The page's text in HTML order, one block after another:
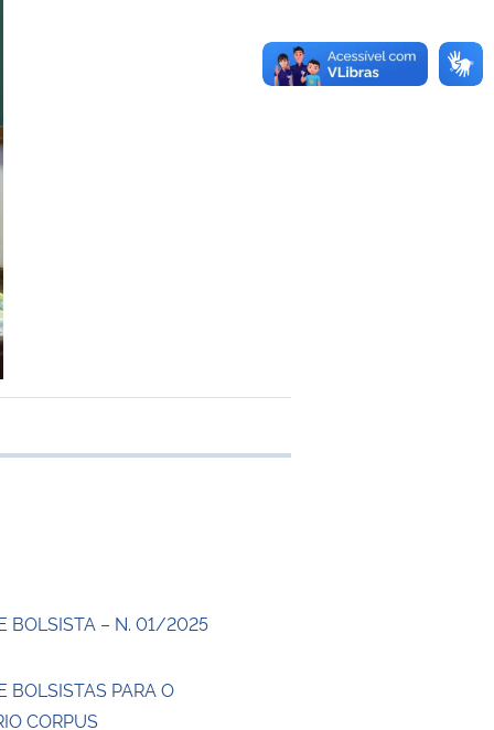
transferência
BOLSISTA – N. 01/2025
BOLSISTAS PARA O
CORPUS